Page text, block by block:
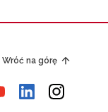
Wróć na górę